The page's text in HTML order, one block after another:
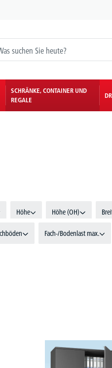
SCHRÄNKE, CONTAINER UND
REGALE
Höhe Höhe (OH)
Fach-/Bodenlast max.